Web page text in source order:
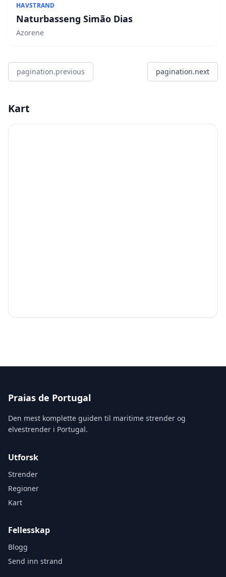
HAVSTRAND
Naturbasseng Simão Dias
Azorene
pagination.previous pagination.next
Kart
Praias de Portugal
Den mest komplette guiden til maritime strender og
elvestrender i Portugal.
Utforsk
Strender
Regioner
Kart
Fellesskap
Blogg
Send inn strand